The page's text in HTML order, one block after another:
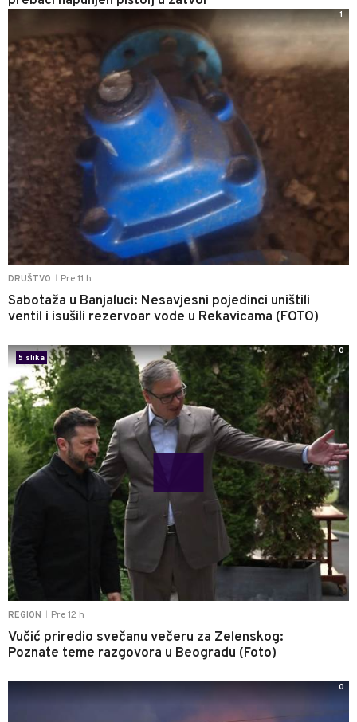
DRUŠTVO Pre 11 h
Sabotaža u Banjaluci: Nesavjesni pojedinci uništili
ventil i isušili rezervoar vode u Rekavicama (FOTO)
1
REGION Pre 12 h
Vučić priredio svečanu večeru za Zelenskog:
Poznate teme razgovora u Beogradu (Foto)
5 slika
0
0